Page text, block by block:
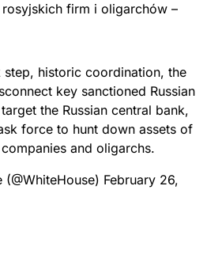
firm i oligarchów –
historic coordination, the
key sanctioned Russian
the Russian central bank,
force to hunt down assets of
and oligarchs.
February 26,